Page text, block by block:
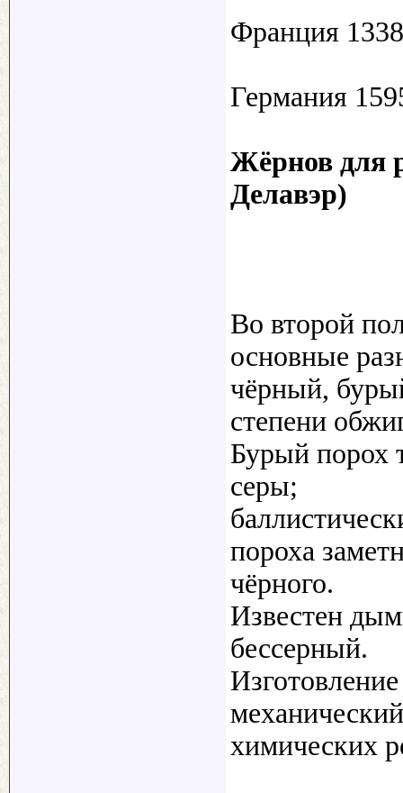
Франция
Германия
Жёрнов для
Делавэр)
Во второй
основные
чёрный,
степени
Бурый порох
серы;
пороха
чёрного.
Известен
бессерный.
химических